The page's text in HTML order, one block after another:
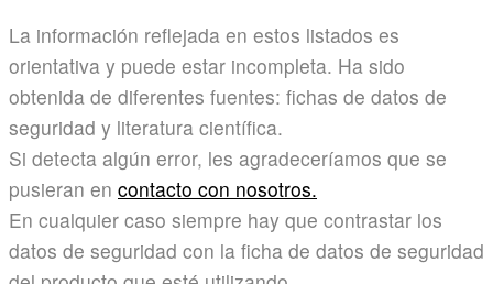
La información reflejada en estos listados es
orientativa y puede estar incompleta. Ha sido
obtenida de diferentes fuentes: fichas de datos de
seguridad y literatura científica.
Si detecta algún error, les agradeceríamos que se
pusieran en contacto con nosotros.
En cualquier caso siempre hay que contrastar los
datos de seguridad con la ficha de datos de seguridad